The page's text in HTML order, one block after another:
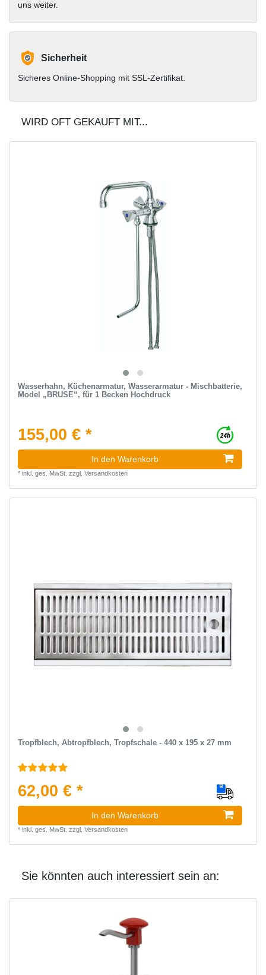
uns weiter.
Sicherheit
Sicheres Online-Shopping mit SSL-Zertifikat.
WIRD OFT GEKAUFT MIT...
Wasserhahn, Küchenarmatur, Wasserarmatur - Mischbatterie,
Model „BRUSE“, für 1 Becken Hochdruck
155,00 € *
In den Warenkorb
* inkl. ges. MwSt. zzgl. Versandkosten
Tropfblech, Abtropfblech, Tropfschale - 440 x 195 x 27 mm
62,00 € *
In den Warenkorb
* inkl. ges. MwSt. zzgl. Versandkosten
Sie könnten auch interessiert sein an: